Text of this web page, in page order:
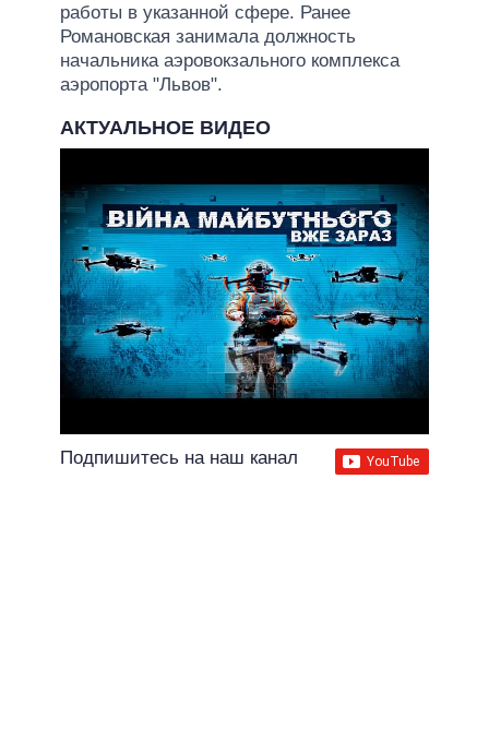
работы в указанной сфере. Ранее
Романовская занимала должность
начальника аэровокзального комплекса
аэропорта "Львов".
АКТУАЛЬНОЕ ВИДЕО
Подпишитесь на наш канал